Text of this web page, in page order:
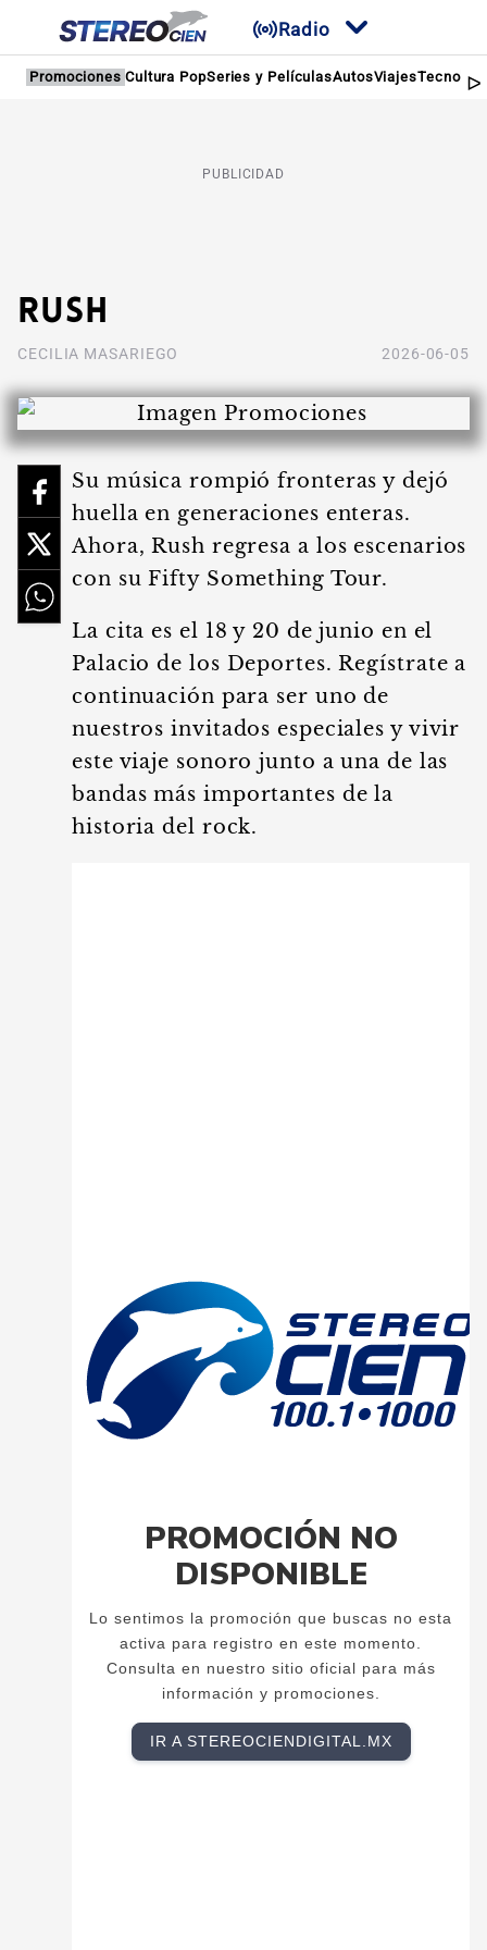
Radio
Promociones Cultura PopSeries y PelículasAutosViajes
PUBLICIDAD
Rush
CECILIA MASARIEGO 2026-06-05
Su música rompió fronteras y dejó
huella en generaciones enteras.
Ahora, Rush regresa a los escenarios
con su Fifty Something Tour.
La cita es el 18 y 20 de junio en el
Palacio de los Deportes. Regístrate a
continuación para ser uno de
nuestros invitados especiales y vivir
este viaje sonoro junto a una de las
bandas más importantes de la
historia del rock.